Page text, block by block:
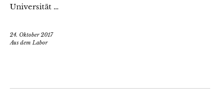
Universität …
24. Oktober 2017
Aus dem Labor